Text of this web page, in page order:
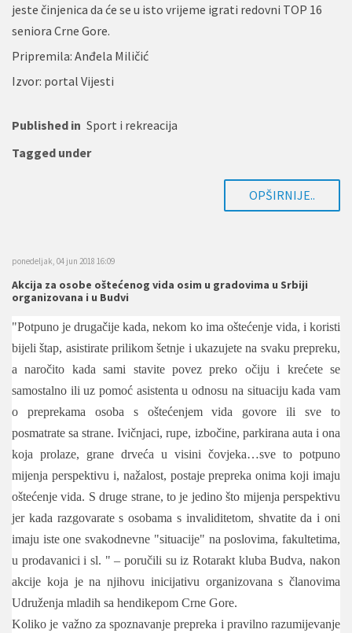
jeste činjenica da će se u isto vrijeme igrati redovni TOP 16
seniora Crne Gore.
Pripremila: Anđela Miličić
Izvor: portal Vijesti
Published in Sport i rekreacija
Tagged under
OPŠIRNIJE..
ponedeljak, 04 jun 2018 16:09
Akcija za osobe oštećenog vida osim u gradovima u Srbiji
organizovana i u Budvi
"Potpuno je drugačije kada, nekom ko ima oštećenje vida, i koristi
bijeli štap, asistirate prilikom šetnje i ukazujete na svaku prepreku,
a naročito kada sami stavite povez preko očiju i krećete se
samostalno ili uz pomoć asistenta u odnosu na situaciju kada vam
o preprekama osoba s oštećenjem vida govore ili sve to
posmatrate sa strane. Ivičnjaci, rupe, izbočine, parkirana auta i ona
koja prolaze, grane drveća u visini čovjeka…sve to potpuno
mijenja perspektivu i, nažalost, postaje prepreka onima koji imaju
oštećenje vida. S druge strane, to je jedino što mijenja perspektivu
jer kada razgovarate s osobama s invaliditetom, shvatite da i oni
imaju iste one svakodnevne "situacije" na poslovima, fakultetima,
u prodavanici i sl. " – poručili su iz Rotarakt kluba Budva, nakon
akcije koja je na njihovu inicijativu organizovana s članovima
Udruženja mladih sa hendikepom Crne Gore.
Koliko je važno za spoznavanje prepreka i pravilno razumijevanje